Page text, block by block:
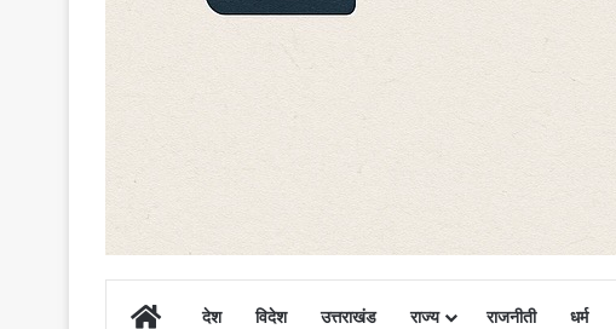
Homeदेश विदेश उत्तराखंड राज्य राजनीती धर्म